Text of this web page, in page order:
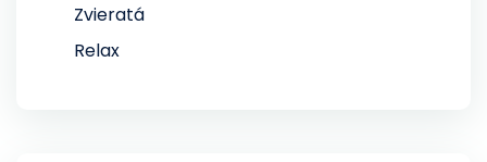
Zvieratá
Relax